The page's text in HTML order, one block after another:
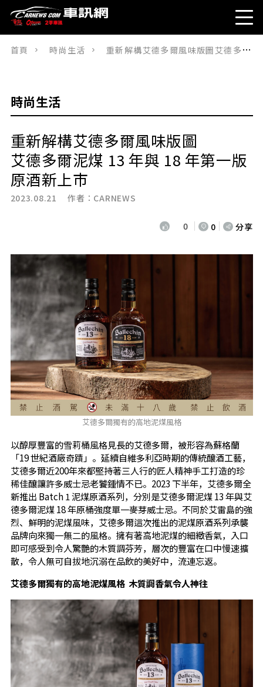
首頁 時尚生活 重新解構艾德多爾風味版圖艾德多爾泥煤 13 年與 18 年第一版原酒新上市
時尚生活
重新解構艾德多爾風味版圖
艾德多爾泥煤 13 年與 18 年第一版
原酒新上市
2023.08.21 作者： CARNEWS
0 0 分享
艾德多爾獨有的高地泥煤風格
以醇厚豐富的雪莉桶風格見長的艾德多爾，被形容為蘇格蘭
「19 世紀酒廠奇蹟」。延續自維多利亞時期的傳統釀酒工藝，
艾德多爾近200年來都堅持著三人行的匠人精神手工打造的珍
稀佳釀讓許多威士忌老饕鍾情不已。2023 下半年，艾德多爾全
新推出 Batch 1 泥煤原酒系列，分別是艾德多爾泥煤 13 年與艾
德多爾泥煤 18 年原桶強度單一麥芽威士忌。不同於艾雷島的強
烈、鮮明的泥煤風味，艾德多爾這次推出的泥煤原酒系列承襲
品牌向來獨一無二的風格。擁有著高地泥煤的細緻香氣，入口
即可感受到令人驚艷的木質調芬芳，層次的豐富在口中慢速擴
散，令人無可自拔地沉溺在品飲的美好中，流連忘返。
艾德多爾獨有的高地泥煤風格 木質調香氣令人神往